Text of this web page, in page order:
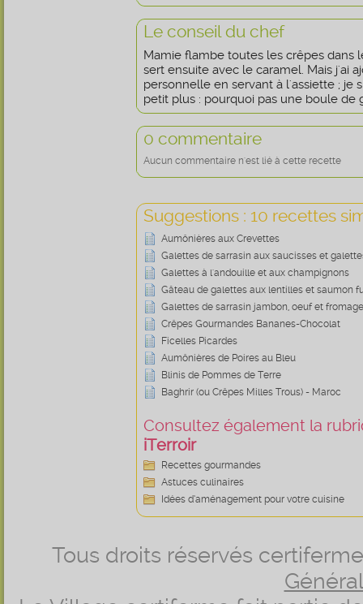
Le conseil du chef
Mamie flambe toutes les crêpes dans
sert ensuite avec le caramel. Mais j'ai
personnelle en servant à l'assiette ; je
petit plus : pourquoi pas une boule de
0 commentaire
Aucun commentaire n'est lié à cette recette
Suggestions : 10 recettes
Aumônières aux Crevettes
Galettes de sarrasin aux saucisses et
Galettes à l'andouille et aux champignons
Gâteau de galettes aux lentilles et saumon
Galettes de sarrasin jambon, oeuf et fromage
Crêpes Gourmandes Bananes-Chocolat
Ficelles Picardes
Aumônières de Poires au Bleu
Blinis de Pommes de Terre
Baghrir (ou Crêpes Milles Trous) - Maroc
Consultez également la
iTerroir
Recettes gourmandes
Astuces culinaires
Idées d’aménagement pour votre cuisine
Tous droits réservés